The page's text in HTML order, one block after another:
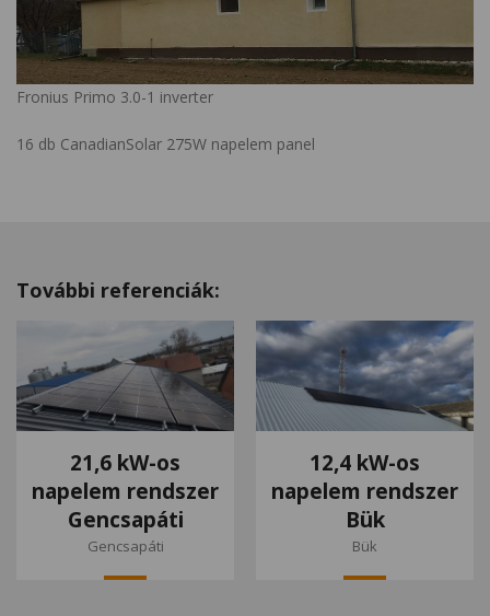
Fronius Primo 3.0-1 inverter
16 db CanadianSolar 275W napelem panel
További referenciák:
21,6 kW-os
napelem rendszer
Gencsapáti
Gencsapáti
12,4 kW-os
napelem rendszer
Bük
Bük